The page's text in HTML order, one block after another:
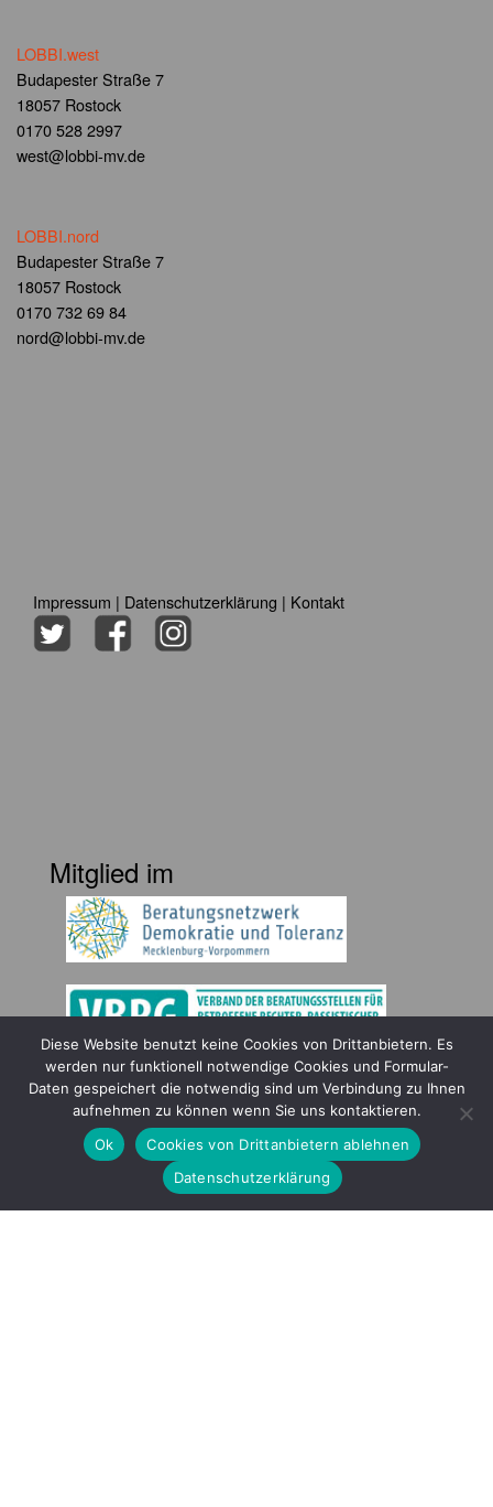
LOBBI.west
Budapester Straße 7
18057 Rostock
0170 528 2997
west@lobbi-mv.de
LOBBI.nord
Budapester Straße 7
18057 Rostock
0170 732 69 84
nord@lobbi-mv.de
Impressum | Datenschutzerklärung | Kontakt
Mitglied im
Gefördert durch
Diese Website benutzt keine Cookies von Drittanbietern. Es
werden nur funktionell notwendige Cookies und Formular-
Daten gespeichert die notwendig sind um Verbindung zu Ihnen
aufnehmen zu können wenn Sie uns kontaktieren.
Ok
Cookies von Drittanbietern ablehnen
Datenschutzerklärung